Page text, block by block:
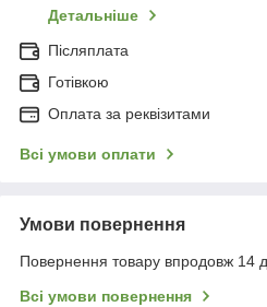
Детальніше
Післяплата
Готівкою
Оплата за реквізитами
Всі умови оплати
Умови повернення
Повернення товару впродовж 14
Всі умови повернення